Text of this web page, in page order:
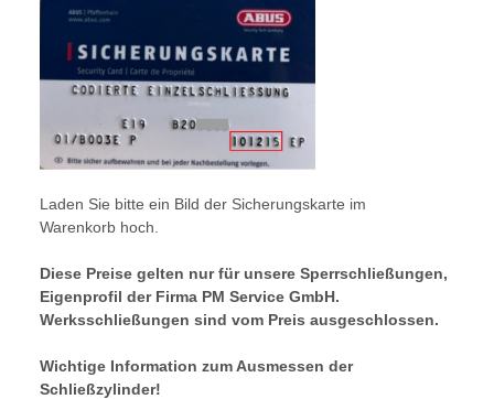
Laden Sie bitte ein Bild der Sicherungskarte im
Warenkorb hoch.
Diese Preise gelten nur für unsere Sperrschließungen,
Eigenprofil der Firma PM Service GmbH.
Werksschließungen sind vom Preis ausgeschlossen.
Wichtige Information zum Ausmessen der
Schließzylinder!